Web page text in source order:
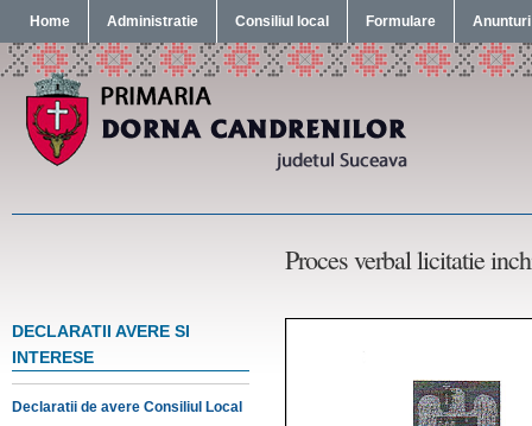
Home Administratie Consiliul local Formulare Anunturi
Proces verbal licitatie
DECLARATII AVERE SI
INTERESE
Declaratii de avere Consiliul Local